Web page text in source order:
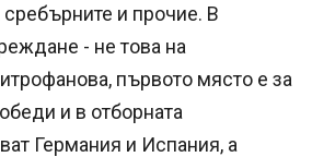
и прочие. В
- не това на
първото място е за
и в отборната
Германия и Испания, а